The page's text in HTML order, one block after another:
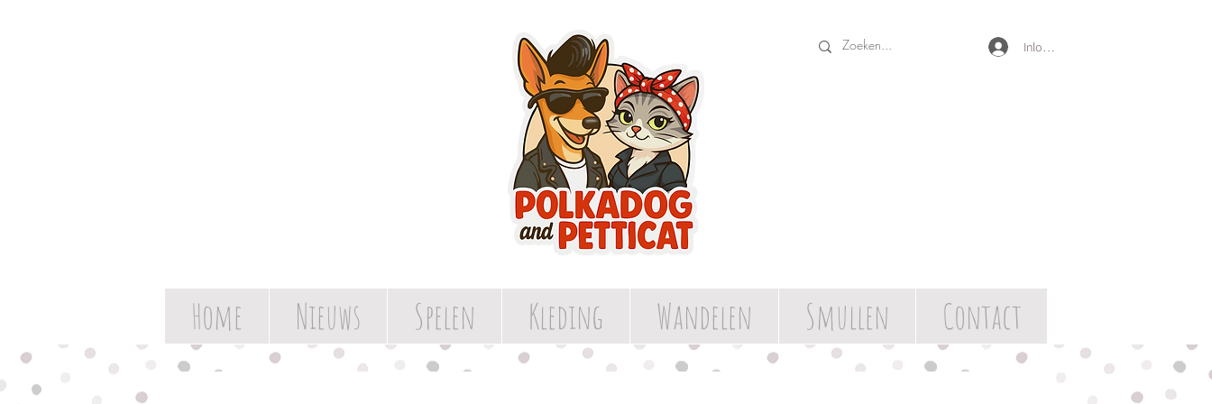
Inloggen
Home Nieuws Spelen Kleding Wandelen Smullen Contact